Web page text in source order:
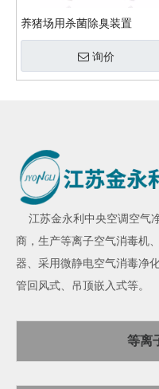
养猪场用杀菌除臭装置
询价
江苏金永利 中央空调空气
商，生产等离子空气消毒机、
器、采用微静电空气消毒净
管回风式、吊顶嵌入式等。
等离